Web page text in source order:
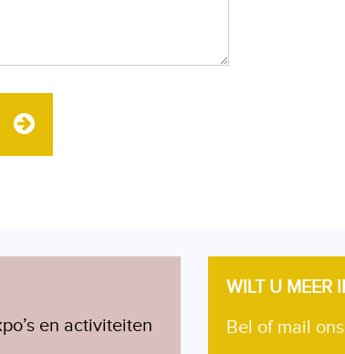
en activiteiten
WILT U MEER
Bel of mail